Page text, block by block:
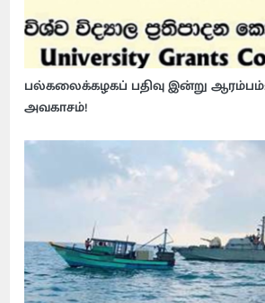
பல்கலைக்கழகப் பதிவு இன்று
அவகாசம்!